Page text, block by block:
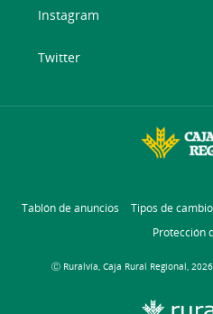
Instagram
Twitter
Tablón de anuncios Tipos de cambio
Protección
Ⓒ Ruralvía, Caja Rural Regional,